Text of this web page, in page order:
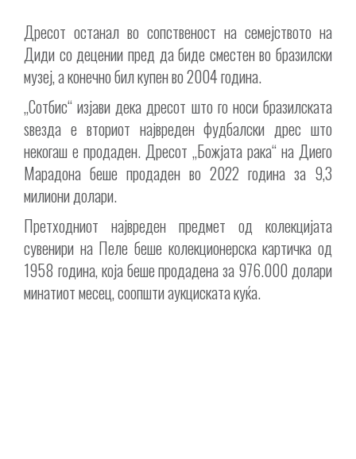
Дресот останал во сопственост на семејството на
Диди со децении пред да биде сместен во бразилски
музеј, а конечно бил купен во 2004 година.
„Сотбис“ изјави дека дресот што го носи бразилската
ѕвезда е вториот највреден фудбалски дрес што
некогаш е продаден. Дресот „Божјата рака“ на Диего
Марадона беше продаден во 2022 година за 9,3
милиони долари.
Претходниот највреден предмет од колекцијата
сувенири на Пеле беше колекционерска картичка од
1958 година, која беше продадена за 976.000 долари
минатиот месец, соопшти аукциската куќа.